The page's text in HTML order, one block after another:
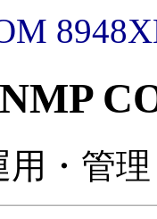
用・管